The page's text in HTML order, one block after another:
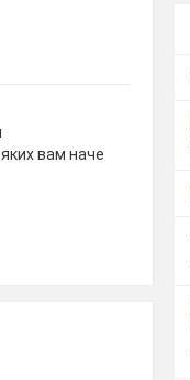
яких вам наче